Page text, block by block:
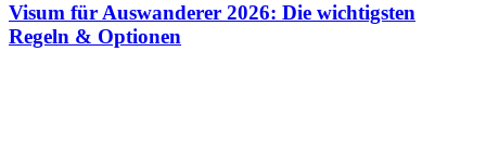
Visum für Auswanderer 2026: Die wichtigsten
Regeln & Optionen